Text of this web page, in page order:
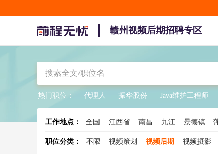
赣州视频后期招聘专区
热门职位： 代理人 振华股份 Java维护工程师
工作地点： 全国 江西省 南昌 九江 景德镇
职位分类： 不限 视频策划 视频后期 视频摄影